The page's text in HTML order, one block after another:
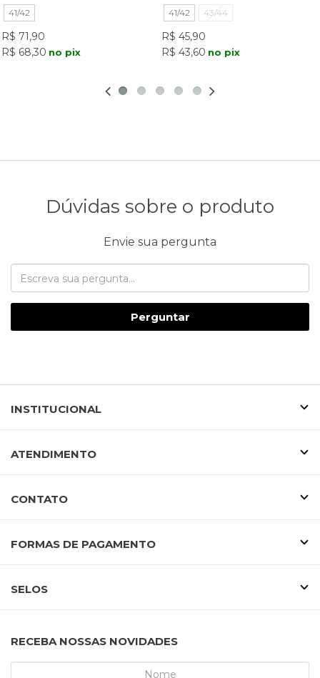
41/42
R$ 71,90
R$ 68,30 no pix
41/42 43/44
R$ 45,90
R$ 43,60 no pix
Dúvidas sobre o produto
Envie sua pergunta
Perguntar
INSTITUCIONAL
ATENDIMENTO
CONTATO
FORMAS DE PAGAMENTO
SELOS
RECEBA NOSSAS NOVIDADES